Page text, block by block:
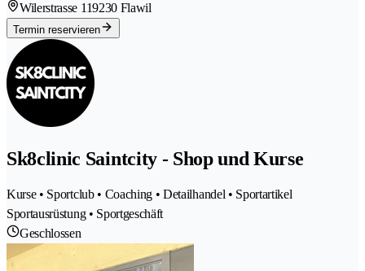
Wilerstrasse 119230 Flawil
Termin reservieren
Sk8clinic Saintcity - Shop und Kurse
Kurse • Sportclub • Coaching • Detailhandel • Sportartikel
Sportausrüstung • Sportgeschäft
Geschlossen